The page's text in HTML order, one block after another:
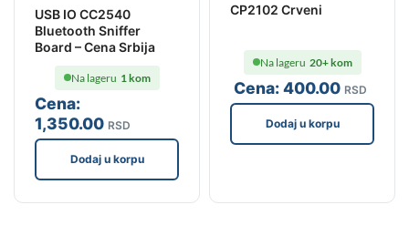
USB IO CC2540
Bluetooth Sniffer
Board – Cena Srbija
Cena:
1,350.00 RSD
Na lageru 1 kom
Dodaj u korpu
CP2102 Crveni
Cena:400.00 RSD
Na lageru 20+ kom
Dodaj u korpu